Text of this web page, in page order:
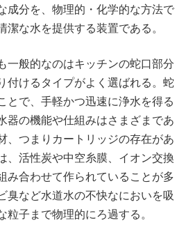
成分を、物理的・化学的な方法で
な水を提供する装置である。
一般的なのはキッチンの蛇口部分
付けるタイプがよく選ばれる。蛇
とで、手軽かつ迅速に浄水を得る
器の機能や仕組みはさまざまであ
、つまりカートリッジの存在があ
、活性炭や中空糸膜、イオン交換
み合わせて作られていることが多
臭など水道水の不快なにおいを吸
子まで物理的にろ過する。